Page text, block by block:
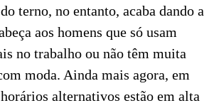
terno, no entanto, acaba dando a
aos homens que só usam
no trabalho ou não têm muita
moda. Ainda mais agora, em
alternativos estão em alta